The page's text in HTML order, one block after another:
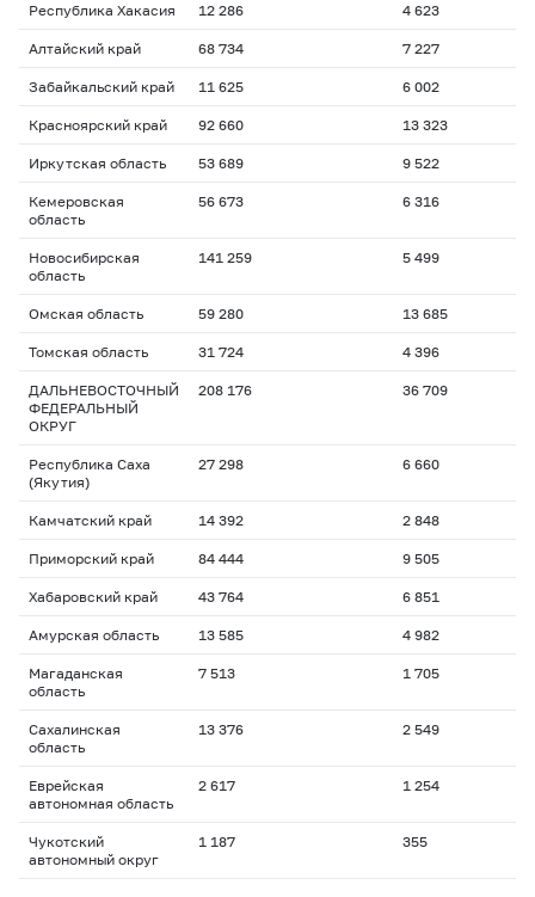
Республика Хакасия 12 286 4 623
Алтайский край 68 734 7 227
Забайкальский край 11 625 6 002
Красноярский край 92 660 13 323
Иркутская область 53 689 9 522
Кемеровская
область
56 673 6 316
Новосибирская
область
141 259 5 499
Омская область 59 280 13 685
Томская область 31 724 4 396
ДАЛЬНЕВОСТОЧНЫЙ
ФЕДЕРАЛЬНЫЙ
ОКРУГ
208 176 36 709
Республика Саха
(Якутия)
27 298 6 660
Камчатский край 14 392 2 848
Приморский край 84 444 9 505
Хабаровский край 43 764 6 851
Амурская область 13 585 4 982
Магаданская
область
7 513 1 705
Сахалинская
область
13 376 2 549
Еврейская
автономная область
2 617 1 254
Чукотский
автономный округ
1 187 355